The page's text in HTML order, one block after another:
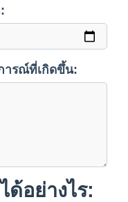
ารณ์ที่เกิดขึ้น:
อย่างไร: